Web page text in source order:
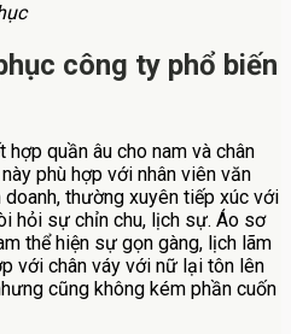
công ty phổ biến
quần âu cho nam và chân
phù hợp với nhân viên văn
doanh, thường xuyên tiếp xúc với
hỏi sự chỉn chu, lịch sự. Áo sơ
thể hiện sự gọn gàng, lịch lãm
với chân váy với nữ lại tôn lên
cũng không kém phần cuốn